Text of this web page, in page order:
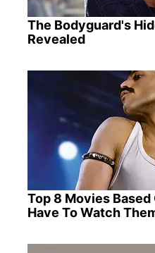
The Bodyguard's
Revealed
Top 8 Movies Based
Have To Watch